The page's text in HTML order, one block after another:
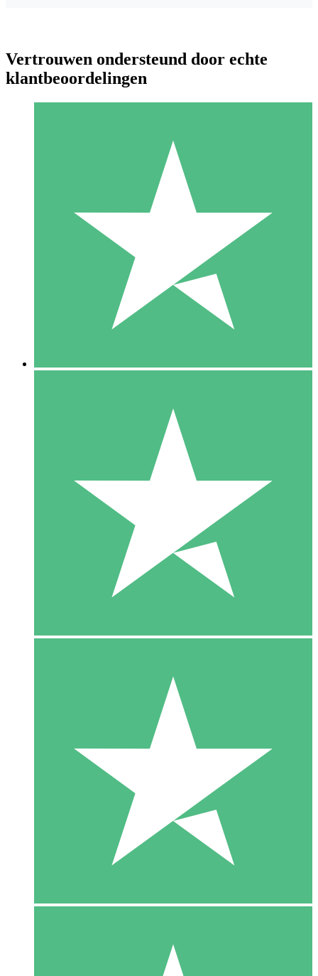
Individuele Creditpakketten
Betaal per gebruik met downloadtegoeden. Geen maandelijkse
1000
10 Downloaden
20 00
Vertrouwen ondersteund door echte
klantbeoordelingen